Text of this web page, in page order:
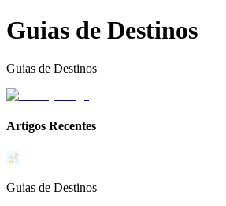
Guias de Destinos
Guias de Destinos
Artigos Recentes
Guias de Destinos